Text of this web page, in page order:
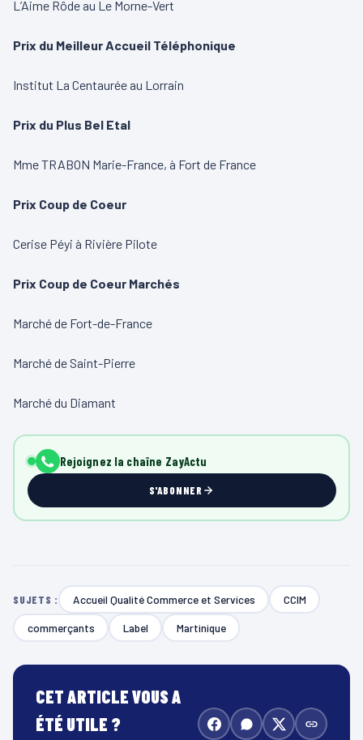
L’Aime Rôde au Le Morne-Vert
Prix du Meilleur Accueil Téléphonique
Institut La Centaurée au Lorrain
Prix du Plus Bel Etal
Mme TRABON Marie-France, à Fort de France
Prix Coup de Coeur
Cerise Péyi à Rivière Pilote
Prix Coup de Coeur Marchés
Marché de Fort-de-France
Marché de Saint-Pierre
Marché du Diamant
Rejoignez la chaîne ZayActu
S'ABONNER
SUJETS : Accueil Qualité Commerce et Services CCIM
commerçants Label Martinique
CET ARTICLE VOUS A
ÉTÉ UTILE ?